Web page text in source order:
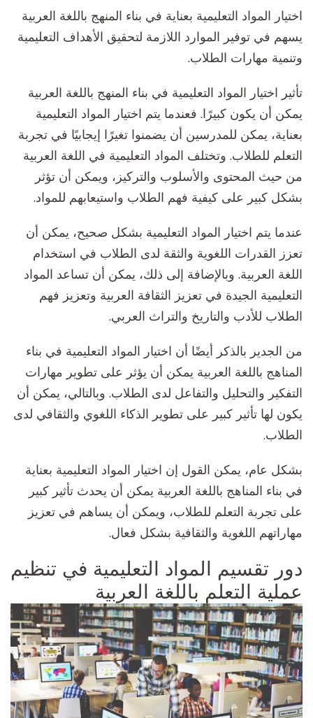
اختيار المواد التعليمية بعناية في بناء المنهج باللغة العربية
يسهم في توفير الموارد اللازمة لتحقيق الأهداف التعليمية
وتنمية مهارات الطلاب.
تأثير اختيار المواد التعليمية في بناء المنهج باللغة العربية
يمكن أن يكون كبيرًا. فعندما يتم اختيار المواد التعليمية
بعناية، يمكن للمدرسين أن يضمنوا تغيرًا إيجابيًا في تجربة
التعلم للطلاب. وتختلف المواد التعليمية في اللغة العربية
من حيث المحتوى والأسلوب والتركيز، ويمكن أن تؤثر
بشكل كبير على كيفية فهم الطلاب واستيعابهم للمواد.
عندما يتم اختيار المواد التعليمية بشكل صحيح، يمكن أن
تعزز القدرات اللغوية والثقة لدى الطلاب في استخدام
اللغة العربية. وبالإضافة إلى ذلك، يمكن أن تساعد المواد
التعليمية الجيدة في تعزيز الثقافة العربية وتعزيز فهم
الطلاب للأدب والتاريخ والتراث العربي.
من الجدير بالذكر أيضًا أن اختيار المواد التعليمية في بناء
المناهج باللغة العربية يمكن أن يؤثر على تطوير مهارات
التفكير والتحليل والتفاعل لدى الطلاب. وبالتالي، يمكن أن
يكون لها تأثير كبير على تطوير الذكاء اللغوي والثقافي لدى
الطلاب.
بشكل عام، يمكن القول إن اختيار المواد التعليمية بعناية
في بناء المناهج باللغة العربية يمكن أن يحدث تأثير كبير
على تجربة التعلم للطلاب، ويمكن أن يساهم في تعزيز
مهاراتهم اللغوية والثقافية بشكل فعال.
دور تقسيم المواد التعليمية في تنظيم
عملية التعلم باللغة العربية